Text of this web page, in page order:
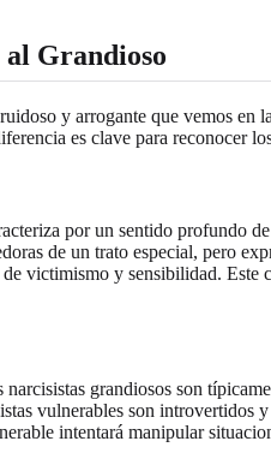
Grandioso
y arrogante que vemos
es clave para reconocer
por un sentido profundo
de un trato especial, pero
victimismo y sensibilidad.
grandiosos son
vulnerables son introvertidos
intentará manipular